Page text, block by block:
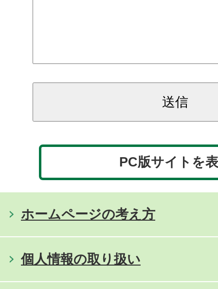
PC版サイトを
ホームページの考え方
個人情報の取り扱い